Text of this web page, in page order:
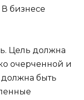
бизнесе
Цель должна
очерченной и
должна быть